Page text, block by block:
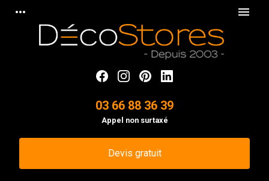
more_horiz menu
03 66 88 36 39
Appel non surtaxé
Devis gratuit